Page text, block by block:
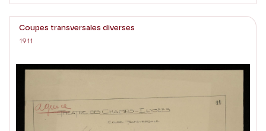
Coupes transversales diverses
1911